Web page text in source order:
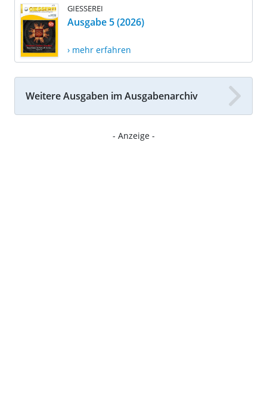
GIESSEREI
Ausgabe 5 (2026)
› mehr erfahren
Weitere Ausgaben im Ausgabenarchiv
- Anzeige -